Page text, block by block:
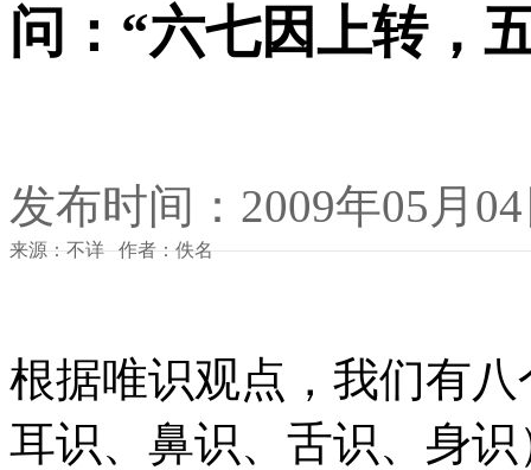
问：“六七因上转，
发布时间：2009年05月
来源：不详 作者：佚名
根据唯识观点，我们有
耳识、鼻识、舌识、身